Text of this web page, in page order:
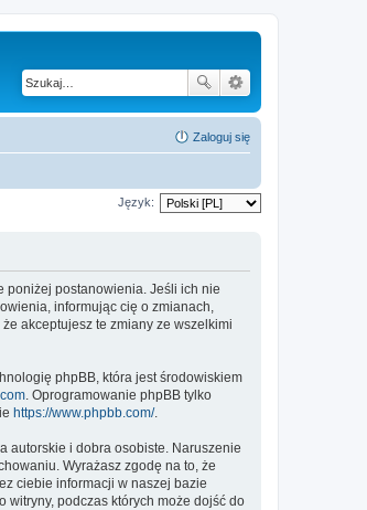
Zaloguj się
Język:
poniżej postanowienia. Jeśli ich nie
informując cię o zmianach,
akceptujesz te zmiany ze wszelkimi
phpBB, która jest środowiskiem
. Oprogramowanie phpBB tylko
https://www.phpbb.com/.
autorskie i dobra osobiste. Naruszenie
Wyrażasz zgodę na to, że
ciebie informacji w naszej bazie
witryny, podczas których może dojść do